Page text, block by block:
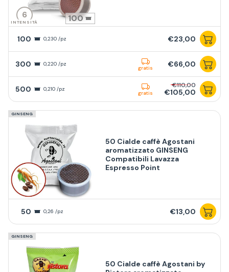
6
INTENSITÀ 100
100 0,230 /pz €23,00
300 0,220 /pz
gratis €66,00
500 0,210 /pz
gratis
€110,00
€105,00
GINSENG
50 Cialde caffè Agostani
aromatizzato GINSENG
Compatibili Lavazza
Espresso Point
50 0,26 /pz €13,00
GINSENG
50 Cialde caffè Agostani by